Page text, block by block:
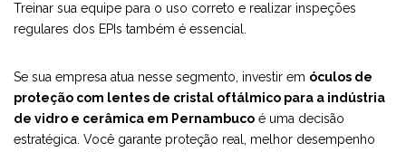
Treinar sua equipe para o uso correto e realizar inspeções
regulares dos EPIs também é essencial.
Se sua empresa atua nesse segmento, investir em óculos de
proteção com lentes de cristal oftálmico para a indústria
de vidro e cerâmica em Pernambuco é uma decisão
estratégica. Você garante proteção real, melhor desempenho